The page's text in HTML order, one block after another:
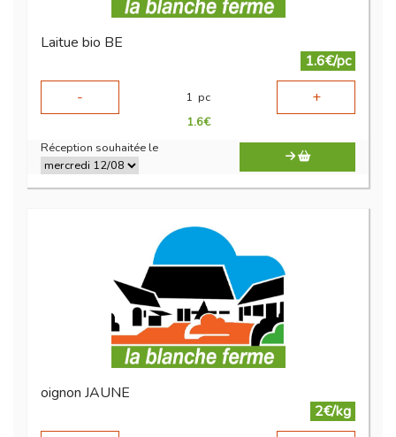
Laitue bio BE
1.6€/pc
-
1 pc +
1.6€
Réception souhaitée le
oignon JAUNE
2€/kg